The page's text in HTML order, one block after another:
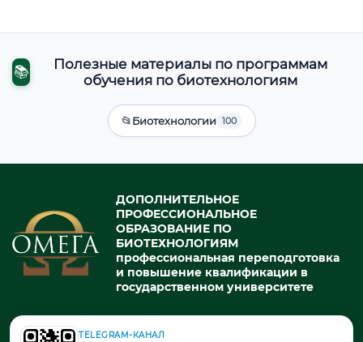
📚
Полезные материалы по программам
обучения по биотехнологиям
📂Биотехнологии 100
ДОПОЛНИТЕЛЬНОЕ
ПРОФЕССИОНАЛЬНОЕ
ОБРАЗОВАНИЕ ПО
БИОТЕХНОЛОГИЯМ
профессиональная переподготовка
и повышение квалификации в
государственном университете
TELEGRAM-КАНАЛ